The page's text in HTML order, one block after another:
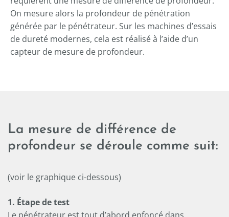
----
On mesure alors la profondeur de pénétration
générée par le pénétrateur. Sur les machines d’essais
de dureté modernes, cela est réalisé à l’aide d’un
capteur de mesure de profondeur.
La mesure de différence de
profondeur se déroule comme suit:
(voir le graphique ci-dessous)
1. Étape de test